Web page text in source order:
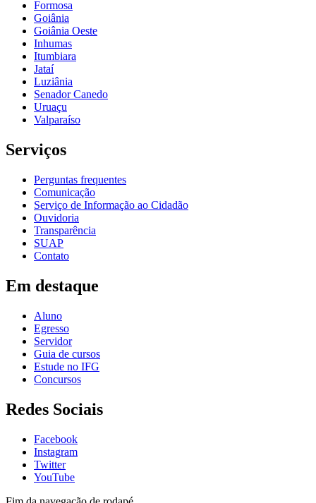
Formosa
Goiânia
Goiânia Oeste
Inhumas
Itumbiara
Jataí
Luziânia
Senador Canedo
Uruaçu
Valparaíso
Serviços
Perguntas frequentes
Comunicação
Serviço de Informação ao Cidadão
Ouvidoria
Transparência
SUAP
Contato
Em destaque
Aluno
Egresso
Servidor
Guia de cursos
Estude no IFG
Concursos
Redes Sociais
Facebook
Instagram
Twitter
YouTube